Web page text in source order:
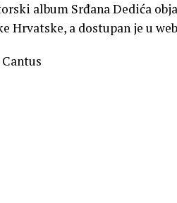
album Srđana Dedića
Hrvatske, a dostupan je u